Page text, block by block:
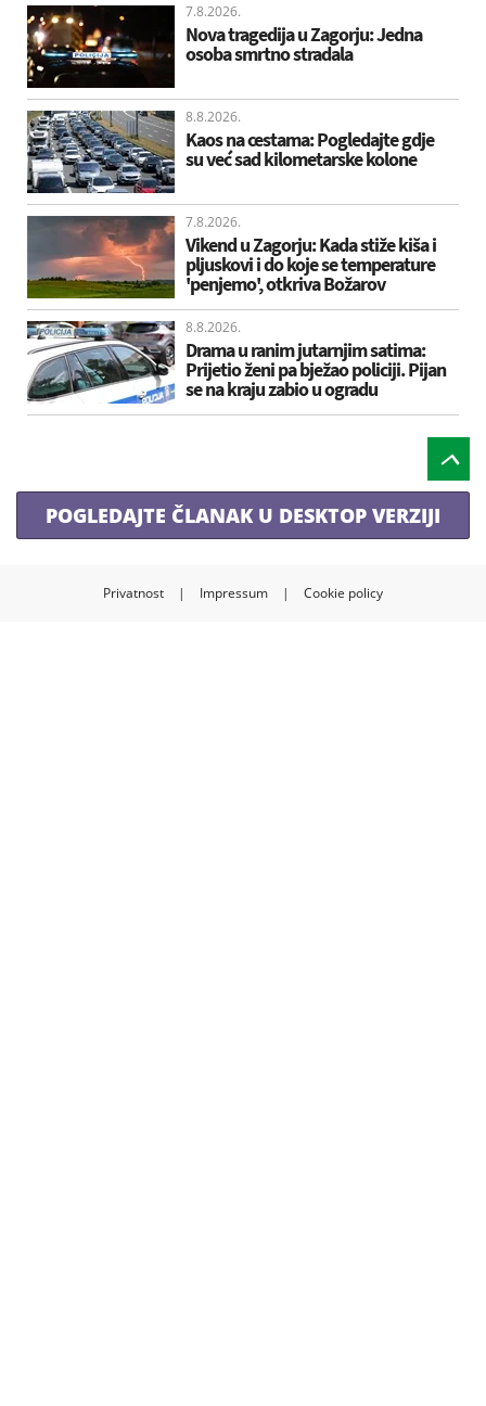
7.8.2026.
Nova tragedija u Zagorju: Jedna
osoba smrtno stradala
8.8.2026.
Kaos na cestama: Pogledajte gdje
su već sad kilometarske kolone
7.8.2026.
Vikend u Zagorju: Kada stiže kiša i
pljuskovi i do koje se temperature
'penjemo', otkriva Božarov
8.8.2026.
Drama u ranim jutarnjim satima:
Prijetio ženi pa bježao policiji. Pijan
se na kraju zabio u ogradu
POGLEDAJTE ČLANAK U DESKTOP VERZIJI
Privatnost | Impressum | Cookie policy